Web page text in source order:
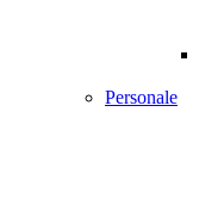
Personale